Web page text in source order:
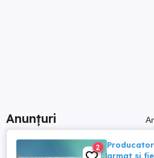
Anunțuri
2
armat si